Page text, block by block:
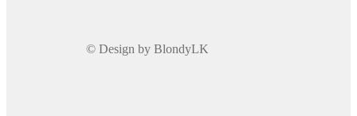
© Design by BlondyLK